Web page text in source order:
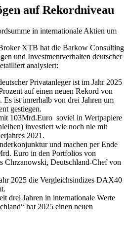
auf Rekordniveau
in internationale Aktien um
XTB hat die Barkow Consulting
und Investmentverhalten deutscher
analysiert:
Privatanleger ist im Jahr 2025
auf einen neuen Rekord von
Es ist innerhalb von drei Jahren um
gestiegen.
103Mrd.Euro soviel in Wertpapiere
investiert wie noch nie mit
2021.
und machen per Ende
Euro in den Portfolios von
Chrzanowski, Deutschland-Chef von
2025 die Vergleichsindizes DAX40
drei Jahren in internationale Werte
hat 2025 einen neuen